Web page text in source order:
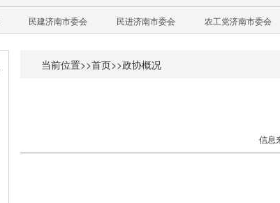
民建济南市委会 民进济南市委会 农工党济南市委会
当前位置>>首页>>政协概况
信息